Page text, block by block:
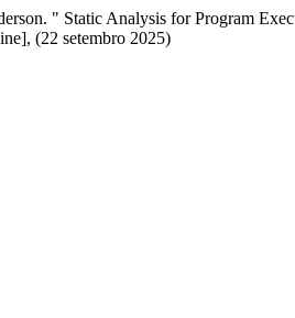
" Static Analysis for Program
(22 setembro 2025)